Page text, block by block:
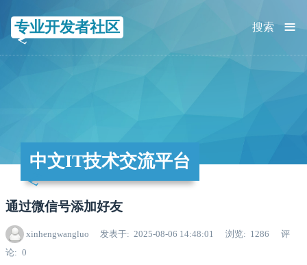
专业开发者社区 ≡
搜索
中文IT技术交流平台
通过微信号添加好友
xinhengwangluo 发表于 2025-08-06 14:48:01 浏览 1286
评
论
0